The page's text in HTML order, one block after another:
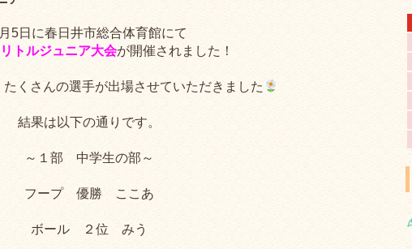
5日に春日井市総合体育館にて
トルジュニア大会が開催されました！
くさんの選手が出場させていただきました
結果は以下の通りです。
～１部 中学生の部～
フープ 優勝 ここあ
ボール ２位 みう